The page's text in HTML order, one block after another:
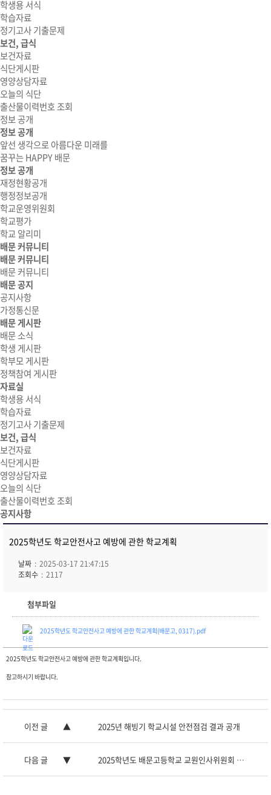
학생용 서식
학습자료
정기고사 기출문제
보건, 급식
보건자료
식단게시판
영양상담자료
오늘의 식단
출산물이력번호 조회
정보 공개
정보 공개
앞선 생각으로 아름다운 미래를
꿈꾸는 HAPPY 배문
정보 공개
재정현황공개
행정정보공개
학교운영위원회
학교평가
학교 알리미
배문 커뮤니티
배문 커뮤니티
배문 커뮤니티
배문 공지
공지사항
가정통신문
배문 게시판
배문 소식
학생 게시판
학부모 게시판
정책참여 게시판
자료실
학생용 서식
학습자료
정기고사 기출문제
보건, 급식
보건자료
식단게시판
영양상담자료
오늘의 식단
출산물이력번호 조회
공지사항
2025학년도 학교안전사고 예방에 관한 학교계획
날짜
2025-03-17 21:47:15
조회수
2117
첨부파일
2025학년도 학교안전사고 예방에 관한 학교계획(배문고, 0317).pdf
2025학년도 학교안전사고 예방에 관한 학교계획입니다.
참고하시기 바랍니다.
이전 글 2025년 해빙기 학교시설 안전점검 결과 공개
다음 글 2025학년도 배문고등학교 교원인사위원회 위원 선출 공고